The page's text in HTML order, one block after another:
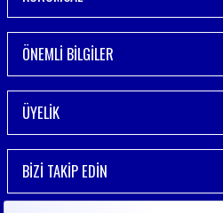
ÖNEMLİ BİLGİLER
ÜYELİK
BİZİ TAKİP EDİN